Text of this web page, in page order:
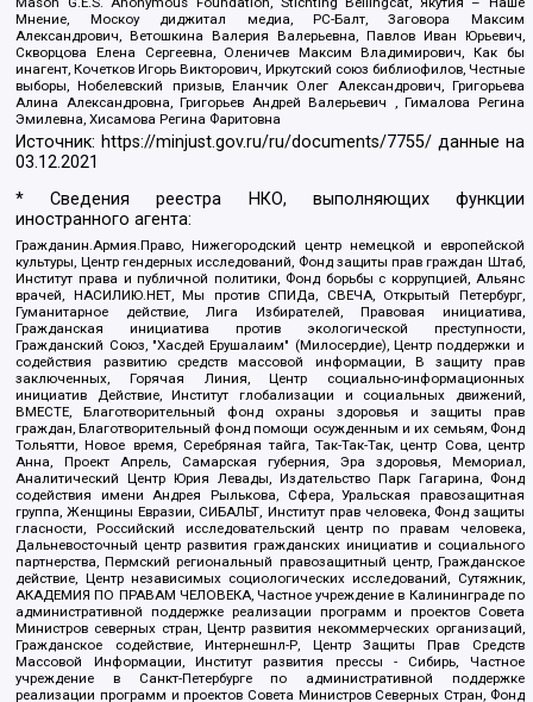
Мнение, Москоу диджитал медиа, РС-Балт, Заговора Максим
Александрович, Ветошкина Валерия Валерьевна, Павлов Иван Юрьевич,
Скворцова Елена Сергеевна, Оленичев Максим Владимирович, Как бы
инагент, Кочетков Игорь Викторович, Иркутский союз библиофилов, Честные
выборы, Нобелевский призыв, Еланчик Олег Александрович, Григорьева
Алина Александровна, Григорьев Андрей Валерьевич , Гималова Регина
Эмилевна, Хисамова Регина Фаритовна
Источник: https://minjust.gov.ru/ru/documents/7755/ данные на
03.12.2021
* Сведения реестра НКО, выполняющих функции
иностранного агента:
Гражданин.Армия.Право, Нижегородский центр немецкой и европейской
культуры, Центр гендерных исследований, Фонд защиты прав граждан Штаб,
Институт права и публичной политики, Фонд борьбы с коррупцией, Альянс
врачей, НАСИЛИЮ.НЕТ, Мы против СПИДа, СВЕЧА, Открытый Петербург,
Гуманитарное действие, Лига Избирателей, Правовая инициатива,
Гражданская инициатива против экологической преступности,
Гражданский Союз, "Хасдей Ерушалаим" (Милосердие), Центр поддержки и
содействия развитию средств массовой информации, В защиту прав
заключенных, Горячая Линия, Центр социально-информационных
инициатив Действие, Институт глобализации и социальных движений,
ВМЕСТЕ, Благотворительный фонд охраны здоровья и защиты прав
граждан, Благотворительный фонд помощи осужденным и их семьям, Фонд
Тольятти, Новое время, Серебряная тайга, Так-Так-Так, центр Сова, центр
Анна, Проект Апрель, Самарская губерния, Эра здоровья, Мемориал,
Аналитический Центр Юрия Левады, Издательство Парк Гагарина, Фонд
содействия имени Андрея Рылькова, Сфера, Уральская правозащитная
группа, Женщины Евразии, СИБАЛЬТ, Институт прав человека, Фонд защиты
гласности, Российский исследовательский центр по правам человека,
Дальневосточный центр развития гражданских инициатив и социального
партнерства, Пермский региональный правозащитный центр, Гражданское
действие, Центр независимых социологических исследований, Сутяжник,
АКАДЕМИЯ ПО ПРАВАМ ЧЕЛОВЕКА, Частное учреждение в Калининграде по
административной поддержке реализации программ и проектов Совета
Министров северных стран, Центр развития некоммерческих организаций,
Гражданское содействие, Интернешнл-Р, Центр Защиты Прав Средств
Массовой Информации, Институт развития прессы - Сибирь, Частное
учреждение в Санкт-Петербурге по административной поддержке
реализации программ и проектов Совета Министров Северных Стран, Фонд